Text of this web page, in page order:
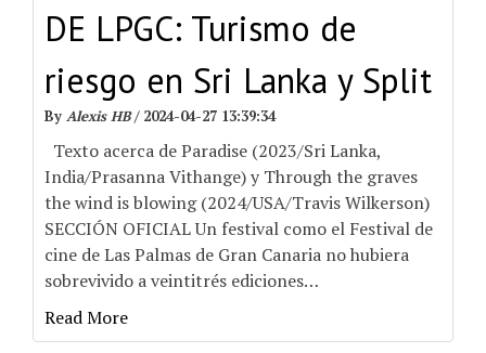
DE LPGC: Turismo de
riesgo en Sri Lanka y Split
By Alexis HB/ 2024-04-27 13:39:34
Texto acerca de Paradise (2023/Sri Lanka,
India/Prasanna Vithange) y Through the graves
the wind is blowing (2024/USA/Travis Wilkerson)
SECCIÓN OFICIAL Un festival como el Festival de
cine de Las Palmas de Gran Canaria no hubiera
sobrevivido a veintitrés ediciones…
Read More